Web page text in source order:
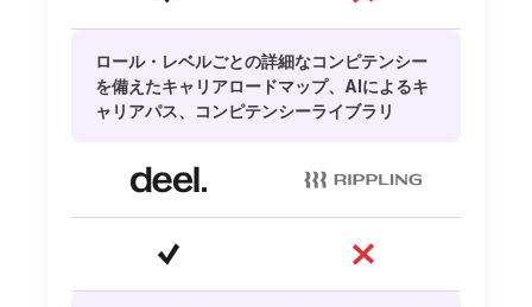
ロール・レベルごとの詳細なコンピテンシー
を備えたキャリアロードマップ、AIによるキ
ャリアパス、コンピテンシーライブラリ